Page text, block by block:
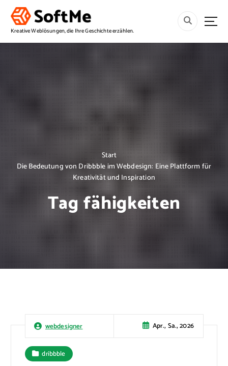
Kreative Weblösungen, die Ihre Geschichte erzählen.
Start
Die Bedeutung von Dribbble im Webdesign: Eine Plattform für
Kreativität und Inspiration
Tag fähigkeiten
webdesigner Apr., Sa., 2026
dribbble